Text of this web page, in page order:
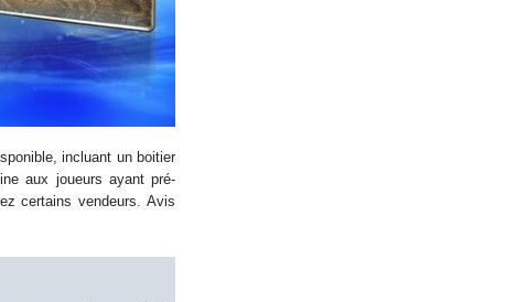
incluant un boitier
aux joueurs ayant pré-
certains vendeurs. Avis